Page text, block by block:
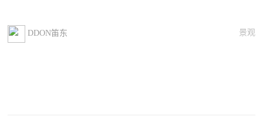
DDON笛东 景观